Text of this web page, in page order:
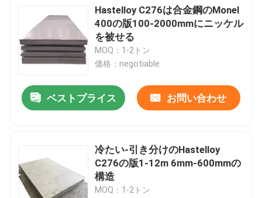
家
私達について
Hastelloy C276は合金鋼のMonel
400の版100-2000mmにニッケル
を被せる
MOQ：1-2トン
価格：negotiable
ベストプライス お問い合わせ
冷たい-引き分けのHastelloy
C276の版1-12m 6mm-600mmの
構造
MOQ：1-2トン